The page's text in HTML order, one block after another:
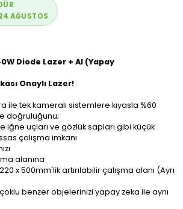
AĞUSTOS
Diode Lazer + AI (Yapay
Onaylı Lazer!
ile tek kameralı sistemlere kıyasla %60
doğruluğunu;
iğne uçları ve gözlük sapları gibi küçük
çalışma imkanı
alanına
x 500mm'lik artırılabilir çalışma alanı (Ayrı
benzer objelerinizi yapay zeka ile aynı